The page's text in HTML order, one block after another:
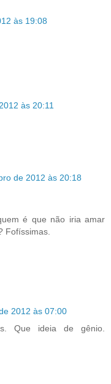
às 19:08
às 20:11
de 2012 às 20:18
é que não iria amar
Fofíssimas.
2012 às 07:00
Que ideia de gênio.